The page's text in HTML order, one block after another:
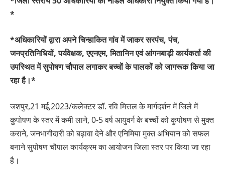
*
*अधिकारियों द्वारा अपने चिन्हाकित गांव में जाकर सरपंच, पंच,
जनप्रतिनिधियों, पर्यवेक्षक, एएनएम, मितानिन एवं आंगनबाड़ी कार्यकर्ता की
उपस्थित में सुपोषण चौपाल लगाकर बच्चों के पालकों को जागरूक किया जा
रहा है।*
जशपुर,21 मई,2023/कलेक्टर डॉ. रवि मित्तल के मार्गदर्शन में जिले में
कुपोषण के स्तर में कमी लाने, 0-5 वर्ष आयुवर्ग के बच्चों को कुपोषण से मुक्त
कराने, जनभागीदारी को बढ़ावा देने और एनिमिया मुक्त अभियान को सफल
बनाने सुपोषण चौपाल कार्यक्रम का आयोजन जिला स्तर पर किया जा रहा
है।